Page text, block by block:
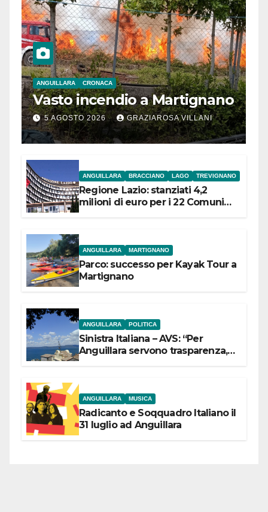
ANGUILLARA CRONACA
Vasto incendio a Martignano
5 AGOSTO 2026 GRAZIAROSA VILLANI
ANGUILLARA BRACCIANO LAGO TREVIGNANO
Regione Lazio: stanziati 4,2
milioni di euro per i 22 Comuni
ANGUILLARA MARTIGNANO
Parco: successo per Kayak Tour a
Martignano
ANGUILLARA POLITICA
Sinistra Italiana – AVS: “Per
Anguillara servono trasparenza,
ANGUILLARA MUSICA
Radicanto e Soqquadro Italiano il
31 luglio ad Anguillara